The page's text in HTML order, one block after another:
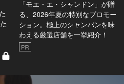
「モエ・エ・シャンドン」が贈
る、2026年夏の特別なプロモー
ション。極上のシャンパンを味
わえる厳選店舗を一挙紹介！
PR